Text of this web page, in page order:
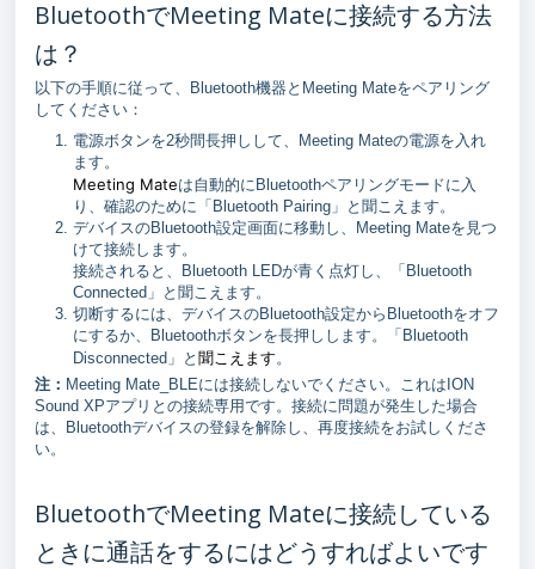
BluetoothでMeeting Mateに接続する方法
は？
以下の手順に従って、Bluetooth機器とMeeting Mateをペアリング
してください：
電源ボタンを2秒間長押しして、Meeting Mateの電源を入れ
ます。
Meeting Mateは自動的にBluetoothペアリングモードに入
り、確認のために「Bluetooth Pairing」と聞こえます。
デバイスのBluetooth設定画面に移動し、Meeting Mateを見つ
けて接続します。
接続されると、Bluetooth LEDが青く点灯し、「Bluetooth
Connected」と聞こえます。
切断するには、デバイスのBluetooth設定からBluetoothをオフ
にするか、Bluetoothボタンを長押しします。「Bluetooth
Disconnected」と 聞こえます 。
注： Meeting Mate_BLEには接続しないでください。これはION
Sound XPアプリとの接続専用です。接続に問題が発生した場合
は、Bluetoothデバイスの登録を解除し、再度接続をお試しくださ
い。
BluetoothでMeeting Mateに接続している
ときに通話をするにはどうすればよいです